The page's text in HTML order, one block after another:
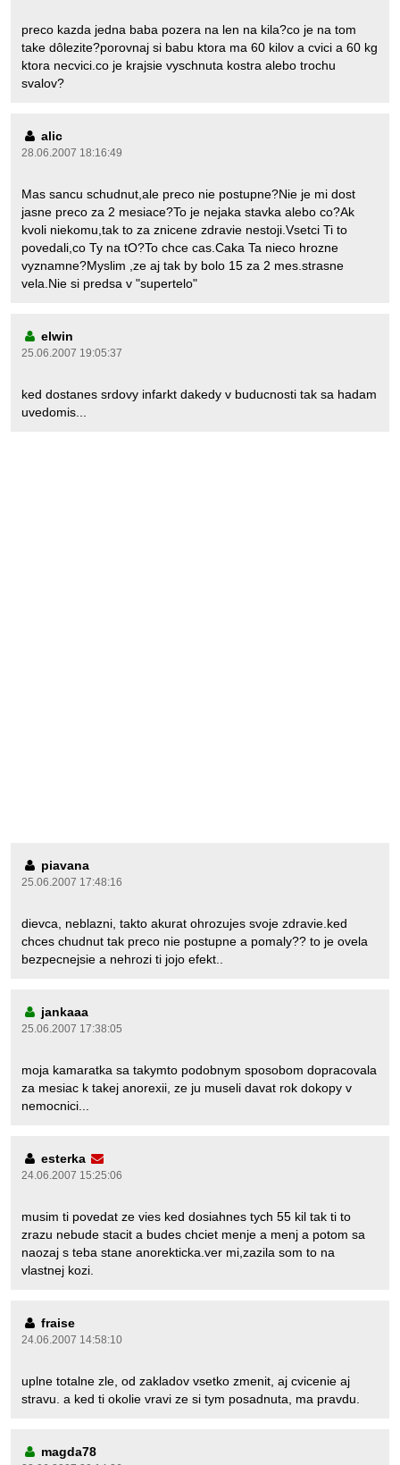
preco kazda jedna baba pozera na len na kila?co je na tom
take dôlezite?porovnaj si babu ktora ma 60 kilov a cvici a 60 kg
ktora necvici.co je krajsie vyschnuta kostra alebo trochu
svalov?
alic
28.06.2007 18:16:49
Mas sancu schudnut,ale preco nie postupne?Nie je mi dost
jasne preco za 2 mesiace?To je nejaka stavka alebo co?Ak
kvoli niekomu,tak to za znicene zdravie nestoji.Vsetci Ti to
povedali,co Ty na tO?To chce cas.Caka Ta nieco hrozne
vyznamne?Myslim ,ze aj tak by bolo 15 za 2 mes.strasne
vela.Nie si predsa v "supertelo"
elwin
25.06.2007 19:05:37
ked dostanes srdovy infarkt dakedy v buducnosti tak sa hadam
uvedomis...
piavana
25.06.2007 17:48:16
dievca, neblazni, takto akurat ohrozujes svoje zdravie.ked
chces chudnut tak preco nie postupne a pomaly?? to je ovela
bezpecnejsie a nehrozi ti jojo efekt..
jankaaa
25.06.2007 17:38:05
moja kamaratka sa takymto podobnym sposobom dopracovala
za mesiac k takej anorexii, ze ju museli davat rok dokopy v
nemocnici...
esterka
24.06.2007 15:25:06
musim ti povedat ze vies ked dosiahnes tych 55 kil tak ti to
zrazu nebude stacit a budes chciet menje a menj a potom sa
naozaj s teba stane anorekticka.ver mi,zazila som to na
vlastnej kozi.
fraise
24.06.2007 14:58:10
uplne totalne zle, od zakladov vsetko zmenit, aj cvicenie aj
stravu. a ked ti okolie vravi ze si tym posadnuta, ma pravdu.
magda78